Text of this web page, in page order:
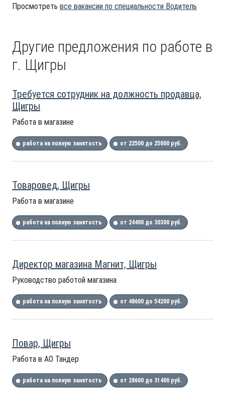
Просмотреть все вакансии по специальности Водитель
Другие предложения по работе в
г. Щигры
Требуется сотрудник на должность продавца,
Щигры
Работа в магазине
работа на полную занятость от 22500 до 25000 руб.
Товаровед, Щигры
Работа в магазине
работа на полную занятость от 24400 до 30300 руб.
Директор магазина Магнит, Щигры
Руководство работой магазина
работа на полную занятость от 48600 до 54200 руб.
Повар, Щигры
Работа в АО Тандер
работа на полную занятость от 28600 до 31400 руб.